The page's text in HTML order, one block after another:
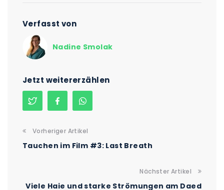
Verfasst von
Nadine Smolak
Jetzt weitererzählen
Vorheriger Artikel
Tauchen im Film #3: Last Breath
Nächster Artikel
Viele Haie und starke Strömungen am Daed